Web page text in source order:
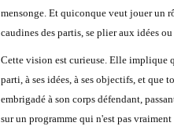
mensonge. Et quiconque veut jouer un
caudines des partis, se plier aux idées
Cette vision est curieuse. Elle implique
parti, à ses idées, à ses objectifs, et
embrigadé à son corps défendant,
sur un programme qui n'est pas vraiment